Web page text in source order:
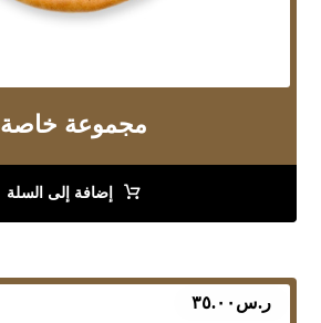
مجموعة خاصة
إضافة إلى السلة
ر.س ٣٥.٠٠